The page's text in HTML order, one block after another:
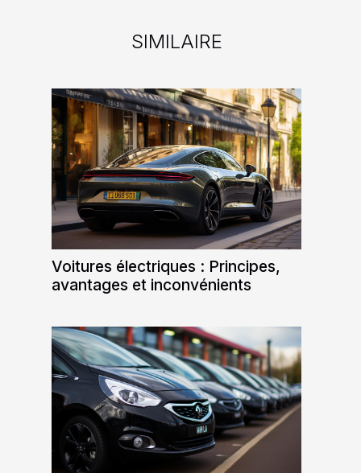
SIMILAIRE
Voitures électriques : Principes,
avantages et inconvénients